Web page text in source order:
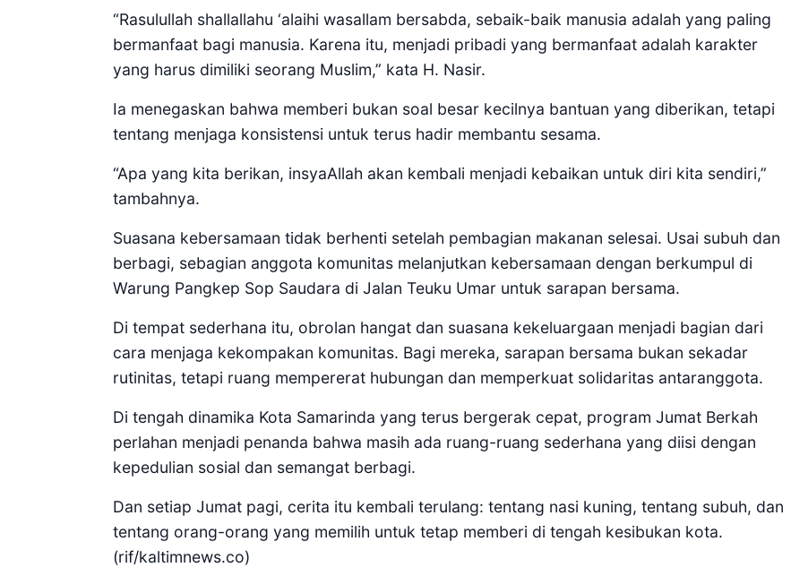
“Rasulullah shallallahu ‘alaihi wasallam bersabda, sebaik-baik manusia adalah yang paling
bermanfaat bagi manusia. Karena itu, menjadi pribadi yang bermanfaat adalah karakter
yang harus dimiliki seorang Muslim,” kata H. Nasir.
Ia menegaskan bahwa memberi bukan soal besar kecilnya bantuan yang diberikan, tetapi
tentang menjaga konsistensi untuk terus hadir membantu sesama.
“Apa yang kita berikan, insyaAllah akan kembali menjadi kebaikan untuk diri kita sendiri,”
tambahnya.
Suasana kebersamaan tidak berhenti setelah pembagian makanan selesai. Usai subuh dan
berbagi, sebagian anggota komunitas melanjutkan kebersamaan dengan berkumpul di
Warung Pangkep Sop Saudara di Jalan Teuku Umar untuk sarapan bersama.
Di tempat sederhana itu, obrolan hangat dan suasana kekeluargaan menjadi bagian dari
cara menjaga kekompakan komunitas. Bagi mereka, sarapan bersama bukan sekadar
rutinitas, tetapi ruang mempererat hubungan dan memperkuat solidaritas antaranggota.
Di tengah dinamika Kota Samarinda yang terus bergerak cepat, program Jumat Berkah
perlahan menjadi penanda bahwa masih ada ruang-ruang sederhana yang diisi dengan
kepedulian sosial dan semangat berbagi.
Dan setiap Jumat pagi, cerita itu kembali terulang: tentang nasi kuning, tentang subuh, dan
tentang orang-orang yang memilih untuk tetap memberi di tengah kesibukan kota.
(rif/kaltimnews.co)